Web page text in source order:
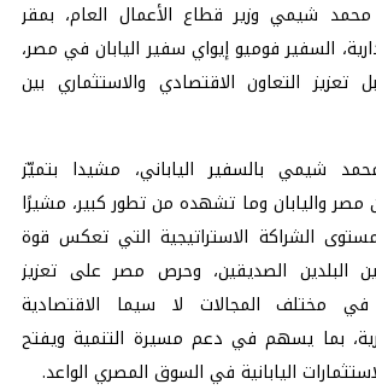
شيمي وزير قطاع الأعمال العام، بمقر
السفير فوميو إيواي سفير اليابان في مصر،
التعاون الاقتصادي والاستثماري بين
شيمي بالسفير الياباني، مشيدا بتميّز
مصر واليابان وما تشهده من تطور كبير، مشيرًا
الشراكة الاستراتيجية التي تعكس قوة
بين البلدين الصديقين، وحرص مصر على تعزيز
في مختلف المجالات لا سيما الاقتصادية
بما يسهم في دعم مسيرة التنمية ويفتح
اليابانية في السوق المصري الواعد.